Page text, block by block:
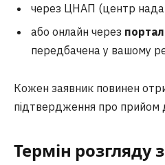
через ЦНАП (центр
або онлайн через
передбачена у вашому
Кожен заявник повинен
підтвердження про прийом
Термін розгляду